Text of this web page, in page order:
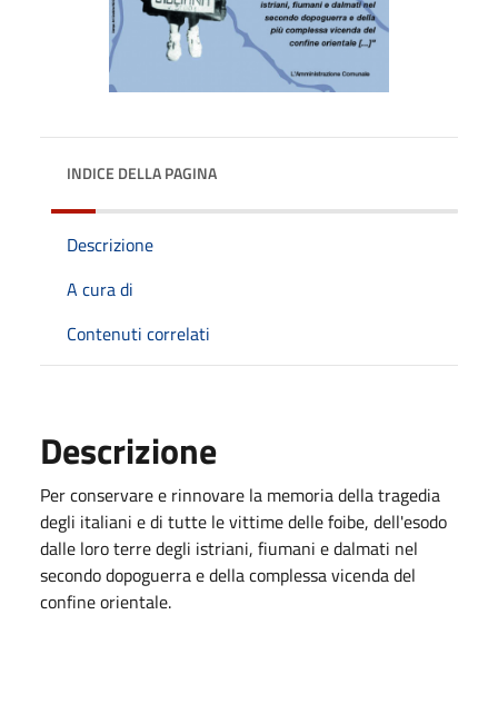
INDICE DELLA PAGINA
Descrizione
A cura di
Contenuti correlati
Descrizione
Per conservare e rinnovare la memoria della tragedia
degli italiani e di tutte le vittime delle foibe, dell'esodo
dalle loro terre degli istriani, fiumani e dalmati nel
secondo dopoguerra e della complessa vicenda del
confine orientale.